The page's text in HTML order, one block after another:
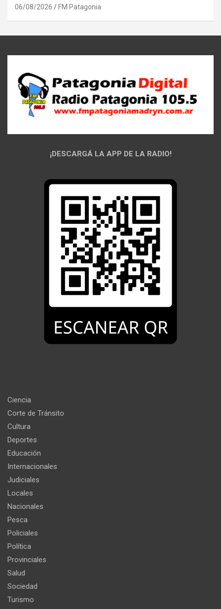
06/08/2026 FM Patagonia
¡DESCARGÁ LA APP DE LA RADIO!
Ciencia
Corte de Tránsito
Cultura
Deportes
Educación
Internacionales
Judiciales
Locales
Nacionales
Pesca
Policiales
Política
Provinciales
Salud
Sociedad
Turismo